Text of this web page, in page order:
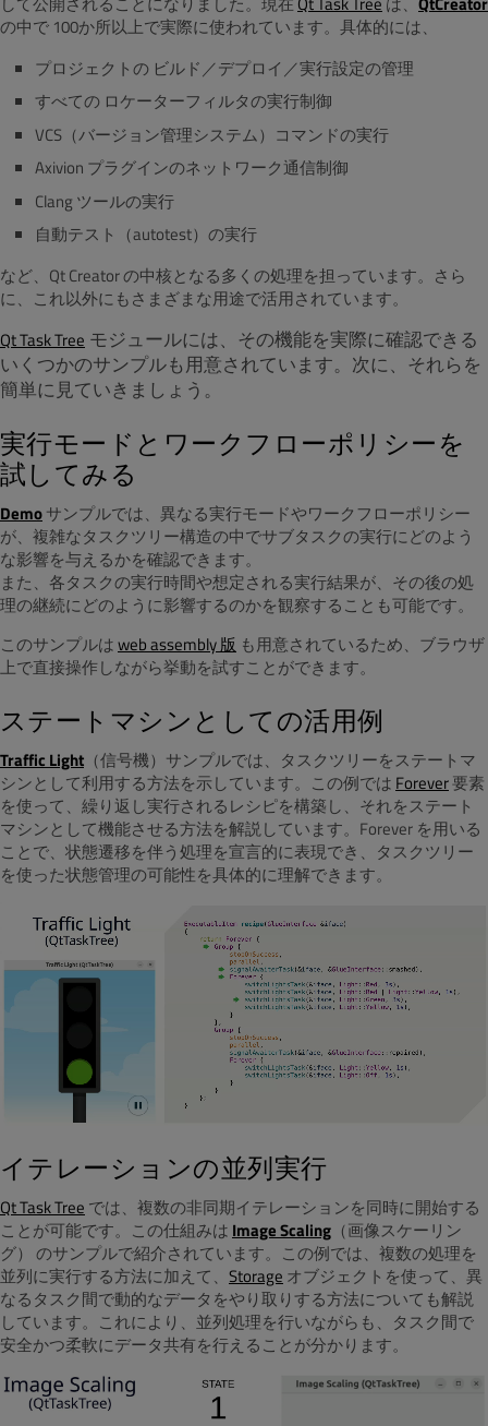
の中で 100か所以上で実際に使われています。具体的には、
プロジェクトの ビルド／デプロイ／実行設定の管理
すべての ロケーターフィルタの実行制御
VCS（バージョン管理システム）コマンドの実行
Axivion プラグインのネットワーク通信制御
Clang ツールの実行
自動テスト（autotest）の実行
など、Qt Creator の中核となる多くの処理を担っています。さら
に、これ以外にもさまざまな用途で活用されています。
Qt Task Tree モジュールには、その機能を実際に確認できる
いくつかのサンプルも用意されています。 次に、それらを
簡単に見ていきましょう。
実行モードとワークフローポリシーを
試してみる
Demoサンプルでは、異なる実行モードやワークフローポリシー
が、複雑なタスクツリー構造の中でサブタスクの実行にどのよう
な影響を与えるかを確認できます。
また、各タスクの実行時間や想定される実行結果が、その後の処
理の継続にどのように影響するのかを観察することも可能です。
このサンプルはweb assembly 版 も用意されているため、ブラウザ
上で直接操作しながら挙動を試すことができます。
ステートマシンとしての活用例
Traffic Light （信号機）サンプルでは、タスクツリーをステートマ
シンとして利用する方法を示しています。この例では Forever要素
を使って、繰り返し実行されるレシピを構築し、それをステート
マシンとして機能させる方法を解説しています。Forever を用いる
ことで、状態遷移を伴う処理を宣言的に表現でき、タスクツリー
を使った状態管理の可能性を具体的に理解できます。
イテレーションの並列実行
Qt Task Tree では、複数の非同期イテレーションを同時に開始する
ことが可能です。この仕組みは Image Scaling （画像スケーリン
グ） のサンプルで紹介されています。この例では、複数の処理を
並列に実行する方法に加えて、 Storage オブジェクトを使って、異
なるタスク間で動的なデータをやり取りする方法についても解説
しています。これにより、並列処理を行いながらも、タスク間で
安全かつ柔軟にデータ共有を行えることが分かります。